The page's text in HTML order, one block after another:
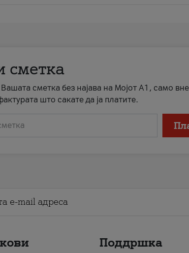
сметка
Вашата сметка без најава на Мојот А1, само
што сакате да ја платите.
Поддршка